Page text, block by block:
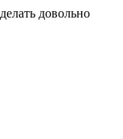
довольно